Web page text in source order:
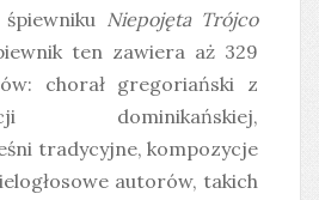
Niepojęta Trójco
ten zawiera aż 329
chorał gregoriański z
dominikańskiej,
tradycyjne, kompozycje
autorów, takich